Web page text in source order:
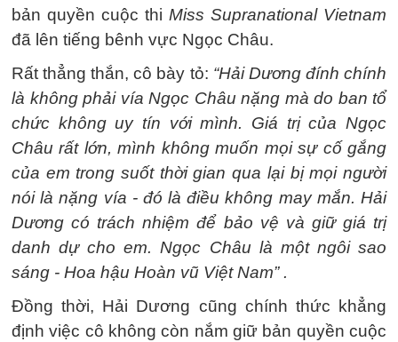
bản quyền cuộc thi Miss Supranational Vietnam
đã lên tiếng bênh vực Ngọc Châu.
Rất thẳng thắn, cô bày tỏ: “Hải Dương đính chính
là không phải vía Ngọc Châu nặng mà do ban tổ
chức không uy tín với mình. Giá trị của Ngọc
Châu rất lớn, mình không muốn mọi sự cố gắng
của em trong suốt thời gian qua lại bị mọi người
nói là nặng vía - đó là điều không may mắn. Hải
Dương có trách nhiệm để bảo vệ và giữ giá trị
danh dự cho em. Ngọc Châu là một ngôi sao
sáng - Hoa hậu Hoàn vũ Việt Nam” .
Đồng thời, Hải Dương cũng chính thức khẳng
định việc cô không còn nắm giữ bản quyền cuộc